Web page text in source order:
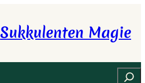
Sukkulenten Magie
Suchen